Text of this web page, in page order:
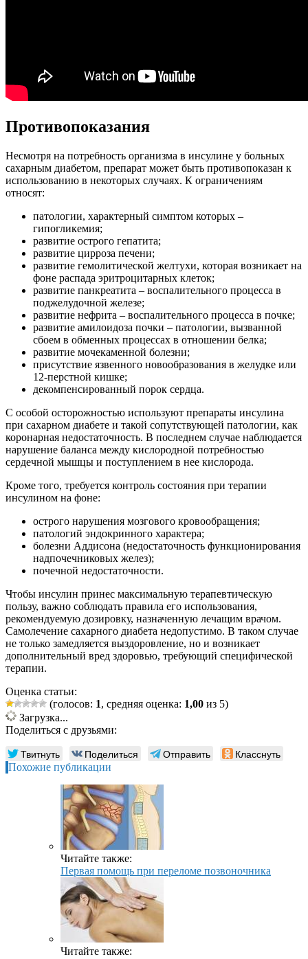
Противопоказания
Несмотря на потребность организма в инсулине у больных
сахарным диабетом, препарат может быть противопоказан к
использованию в некоторых случаях. К ограничениям
относят:
патологии, характерный симптом которых –
гипогликемия;
развитие острого гепатита;
развитие цирроза печени;
развитие гемолитической желтухи, которая возникает на
фоне распада эритроцитарных клеток;
развитие панкреатита – воспалительного процесса в
поджелудочной железе;
развитие нефрита – воспалительного процесса в почке;
развитие амилоидоза почки – патологии, вызванной
сбоем в обменных процессах в отношении белка;
развитие мочекаменной болезни;
присутствие язвенного новообразования в желудке или
12-перстной кишке;
декомпенсированный порок сердца.
С особой осторожностью используют препараты инсулина
при сахарном диабете и такой сопутствующей патологии, как
коронарная недостаточность. В последнем случае наблюдается
нарушение баланса между кислородной потребностью
сердечной мышцы и поступлением в нее кислорода.
Кроме того, требуется контроль состояния при терапии
инсулином на фоне:
острого нарушения мозгового кровообращения;
патологий эндокринного характера;
болезни Аддисона (недостаточность функционирования
надпочечниковых желез);
почечной недостаточности.
Чтобы инсулин принес максимальную терапевтическую
пользу, важно соблюдать правила его использования,
рекомендуемую дозировку, назначенную лечащим врачом.
Самолечение сахарного диабета недопустимо. В таком случае
не только замедляется выздоровление, но и возникает
дополнительный вред здоровью, требующий специфической
терапии.
Оценка статьи:
(голосов: 1, средняя оценка: 1,00 из 5)
Загрузка...
Поделиться с друзьями:
Твитнуть Поделиться Отправить Класснуть
Похожие публикации
Читайте также:
Первая помощь при переломе позвоночника
Читайте также: